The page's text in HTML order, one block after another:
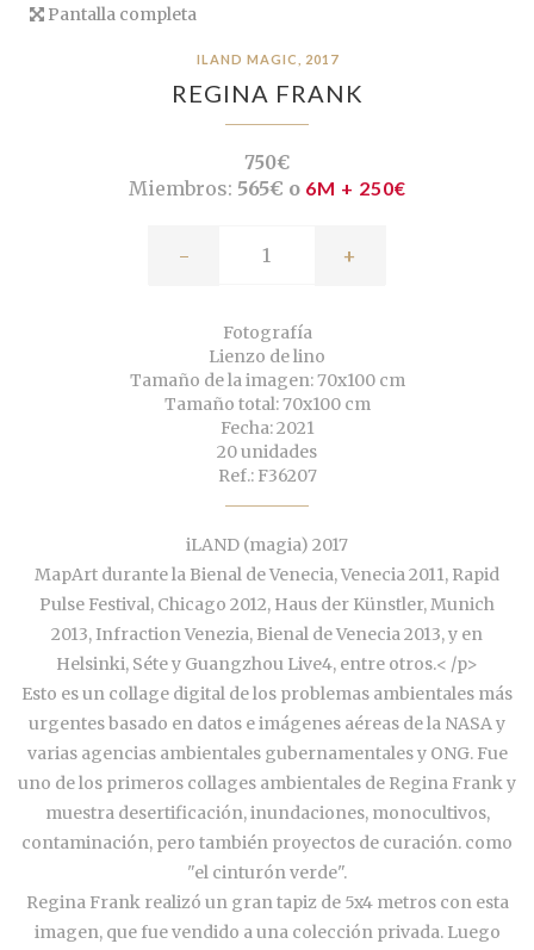
Pantalla completa
ILAND MAGIC, 2017
REGINA FRANK
750€
Miembros: 565€ o 6M + 250€
- +
Fotografía
Lienzo de lino
Tamaño de la imagen: 70x100 cm
Tamaño total: 70x100 cm
Fecha: 2021
20 unidades
Ref.: F36207
iLAND (magia) 2017
MapArt durante la Bienal de Venecia, Venecia 2011, Rapid
Pulse Festival, Chicago 2012, Haus der Künstler, Munich
2013, Infraction Venezia, Bienal de Venecia 2013, y en
Helsinki, Séte y Guangzhou Live4, entre otros.< /p>
Esto es un collage digital de los problemas ambientales más
urgentes basado en datos e imágenes aéreas de la NASA y
varias agencias ambientales gubernamentales y ONG. Fue
uno de los primeros collages ambientales de Regina Frank y
muestra desertificación, inundaciones, monocultivos,
contaminación, pero también proyectos de curación. como
"el cinturón verde".
Regina Frank realizó un gran tapiz de 5x4 metros con esta
imagen, que fue vendido a una colección privada. Luego